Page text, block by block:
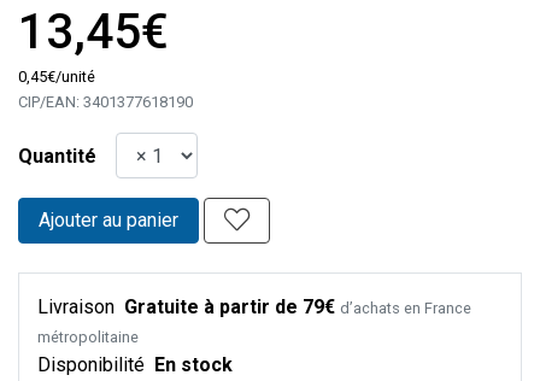
13,45€
0,45€/unité
CIP/EAN: 3401377618190
Quantité
Ajouter au panier
Livraison Gratuite à partir de 79€ d’achats en France
métropolitaine
Disponibilité En stock